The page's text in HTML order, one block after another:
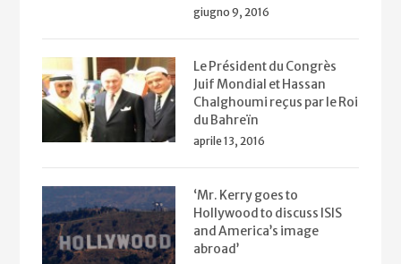
giugno 9, 2016
Le Président du Congrès
Juif Mondial et Hassan
Chalghoumi reçus par le Roi
du Bahreïn
aprile 13, 2016
‘Mr. Kerry goes to
Hollywood to discuss ISIS
and America’s image
abroad’